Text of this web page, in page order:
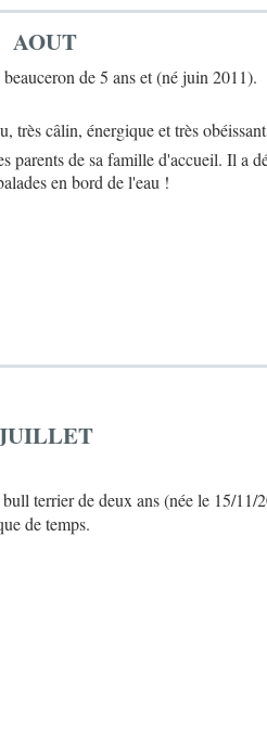
AOUT
de 5 ans et (né juin 2011).
très câlin, énergique et très
parents de sa famille d'accueil. Il a
en bord de l'eau !
terrier de deux ans (née le 15/
de temps.